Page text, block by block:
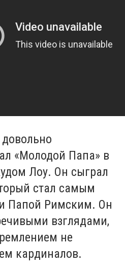
«Молодой Папа» в
Лоу. Он сыграл
стал самым
Папой Римским. Он
взглядами,
не
кардиналов.